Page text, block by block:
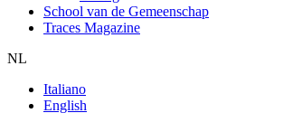
School van de Gemeenschap
Traces Magazine
NL
Italiano
English